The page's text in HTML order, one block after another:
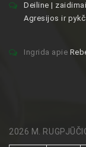
Deiline |
Agresijos ir
Ingrida apie
2026 M.